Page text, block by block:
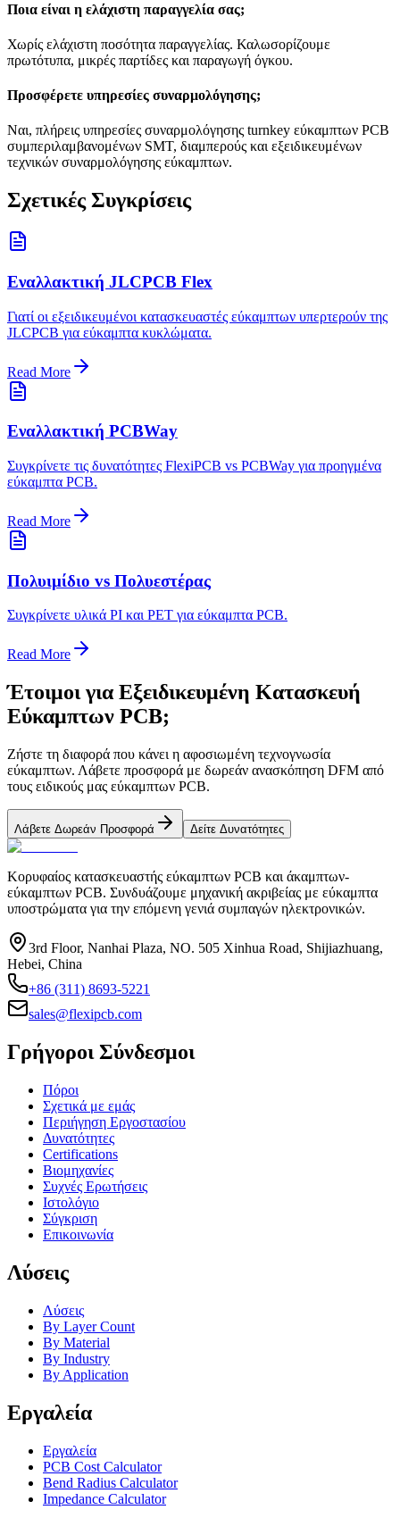
Ποια είναι η ελάχιστη παραγγελία σας;
Χωρίς ελάχιστη ποσότητα παραγγελίας. Καλωσορίζουμε
πρωτότυπα, μικρές παρτίδες και παραγωγή όγκου.
Προσφέρετε υπηρεσίες συναρμολόγησης;
Ναι, πλήρεις υπηρεσίες συναρμολόγησης turnkey εύκαμπτων PCB
συμπεριλαμβανομένων SMT, διαμπερούς και εξειδικευμένων
τεχνικών συναρμολόγησης εύκαμπτων.
Σχετικές Συγκρίσεις
Εναλλακτική JLCPCB Flex
Γιατί οι εξειδικευμένοι κατασκευαστές εύκαμπτων υπερτερούν της
JLCPCB για εύκαμπτα κυκλώματα.
Read More
Εναλλακτική PCBWay
Συγκρίνετε τις δυνατότητες FlexiPCB vs PCBWay για προηγμένα
εύκαμπτα PCB.
Read More
Πολυιμίδιο vs Πολυεστέρας
Συγκρίνετε υλικά PI και PET για εύκαμπτα PCB.
Read More
Έτοιμοι για Εξειδικευμένη Κατασκευή
Εύκαμπτων PCB;
Ζήστε τη διαφορά που κάνει η αφοσιωμένη τεχνογνωσία
εύκαμπτων. Λάβετε προσφορά με δωρεάν ανασκόπηση DFM από
τους ειδικούς μας εύκαμπτων PCB.
Λάβετε Δωρεάν Προσφορά Δείτε Δυνατότητες
Κορυφαίος κατασκευαστής εύκαμπτων PCB και άκαμπτων-
εύκαμπτων PCB. Συνδυάζουμε μηχανική ακριβείας με εύκαμπτα
υποστρώματα για την επόμενη γενιά συμπαγών ηλεκτρονικών.
3rd Floor, Nanhai Plaza, NO. 505 Xinhua Road, Shijiazhuang,
Hebei, China
+86 (311) 8693-5221
sales@flexipcb.com
Γρήγοροι Σύνδεσμοι
Πόροι
Σχετικά με εμάς
Περιήγηση Εργοστασίου
Δυνατότητες
Certifications
Βιομηχανίες
Συχνές Ερωτήσεις
Ιστολόγιο
Σύγκριση
Επικοινωνία
Λύσεις
Λύσεις
By Layer Count
By Material
By Industry
By Application
Εργαλεία
Εργαλεία
PCB Cost Calculator
Bend Radius Calculator
Impedance Calculator